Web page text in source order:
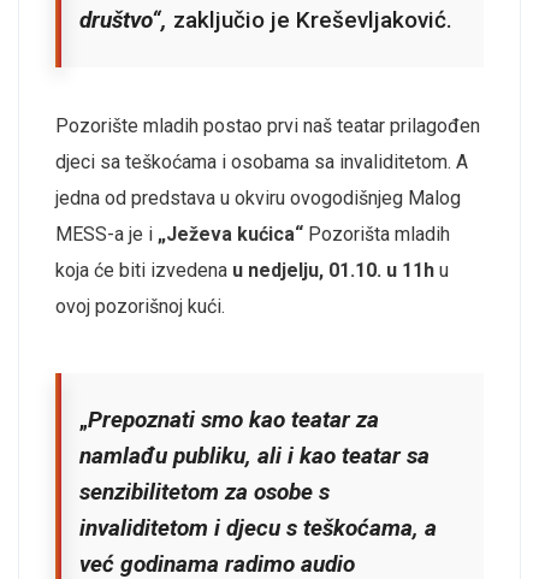
društvo“, zaključio je Kreševljaković.
Pozorište mladih postao prvi naš teatar prilagođen
djeci sa teškoćama i osobama sa invaliditetom. A
jedna od predstava u okviru ovogodišnjeg Malog
MESS-a je i „Ježeva kućica“ Pozorišta mladih
koja će biti izvedena u nedjelju, 01.10. u 11h u
ovoj pozorišnoj kući.
„Prepoznati smo kao teatar za
namlađu publiku, ali i kao teatar sa
senzibilitetom za osobe s
invaliditetom i djecu s teškoćama, a
već godinama radimo audio